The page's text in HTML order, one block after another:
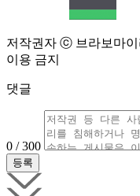
저작권자 ⓒ 브라보마
이용 금지
댓글
0 / 300